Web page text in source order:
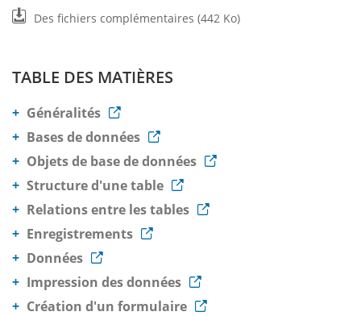
Des fichiers complémentaires (442 Ko)
TABLE DES MATIÈRES
Généralités
Bases de données
Objets de base de données
Structure d'une table
Relations entre les tables
Enregistrements
Données
Impression des données
Création d'un formulaire